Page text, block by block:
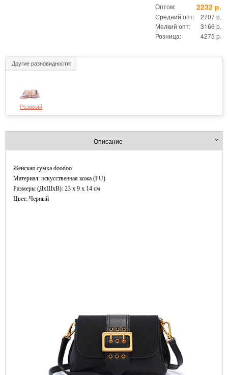
Оптом: 2232 р.
Средний опт:
2707 р.
Мелкий опт:
3166 р.
Розница:
4275 р.
Другие разновидности:
Розовый
Описание
Женская сумка doodoo
Материал: искусственная кожа (PU)
Размеры (ДxШхВ): 23 x 9 x 14 см
Цвет: Черный